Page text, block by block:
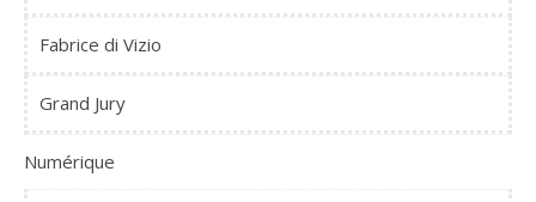
Fabrice di Vizio
Grand Jury
Numérique